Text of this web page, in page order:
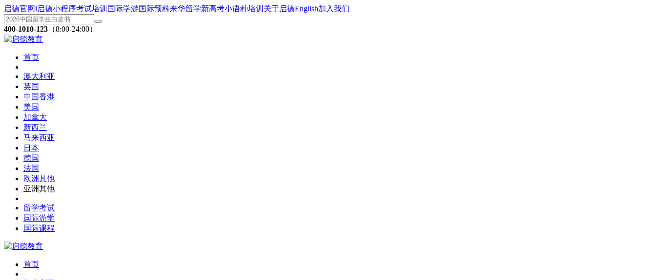
启德官网i启德小程序考试培训 国际学游国际预科来华留学新高考小语种培训 关于启德English加入我们
400-1010-123 （8:00-24:00）
首页
澳大利亚
英国
中国香港
美国
加拿大
新西兰
马来西亚
日本
德国
法国
欧洲其他
亚洲其他
留学考试
国际游学
国际课程
首页